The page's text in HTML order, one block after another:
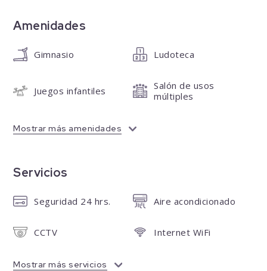
Amenidades
Gimnasio Ludoteca
Juegos infantiles
Salón de usos
múltiples
Mostrar más amenidades
Servicios
Seguridad 24 hrs. Aire acondicionado
CCTV Internet WiFi
Mostrar más servicios